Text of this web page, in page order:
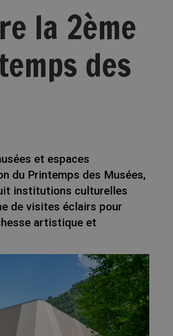
la 2ème
des
et espaces
du Printemps des Musées,
institutions culturelles
de visites éclairs pour
artistique et